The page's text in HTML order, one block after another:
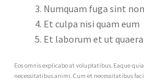
Numquam fuga sint
Et culpa nisi quam eum
Et laborum et ut
Eos omnis explicabo at voluptatibus. Eaque
necessitatibus animi. Cum et necessitatibus